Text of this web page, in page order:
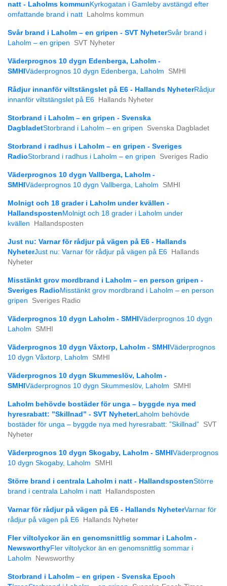
natt - Laholms kommun Kyrkogatan i Gamleby avstängd efter
omfattande brand i natt
Laholms kommun
Svår brand i Laholm – en gripen - SVT NyheterSvår brand i
Laholm – en gripen
SVT Nyheter
Väderprognos 10 dygn Edenberga, Laholm -
SMHI Väderprognos 10 dygn Edenberga, Laholm SMHI
Rådjur innanför viltstängslet på E6 - Hallands NyheterRådjur
innanför viltstängslet på E6
Hallands Nyheter
Storbrand i Laholm – en gripen - Svenska
DagbladetStorbrand i Laholm – en gripen Svenska Dagbladet
Storbrand i radhus i Laholm – en gripen - Sveriges
RadioStorbrand i radhus i Laholm – en gripen Sveriges Radio
Väderprognos 10 dygn Vallberga, Laholm -
SMHI Väderprognos 10 dygn Vallberga, Laholm SMHI
Molnigt och 18 grader i Laholm under kvällen -
Hallandsposten Molnigt och 18 grader i Laholm under
kvällen
Hallandsposten
Just nu: Varnar för rådjur på vägen på E6 - Hallands
NyheterJust nu: Varnar för rådjur på vägen på E6
Hallands
Nyheter
Misstänkt grov mordbrand i Laholm – en person gripen -
Sveriges Radio Misstänkt grov mordbrand i Laholm – en person
gripen
Sveriges Radio
Väderprognos 10 dygn Laholm - SMHI Väderprognos 10 dygn
Laholm
SMHI
Väderprognos 10 dygn Våxtorp, Laholm - SMHI Väderprognos
10 dygn Våxtorp, Laholm
SMHI
Väderprognos 10 dygn Skummeslöv, Laholm -
SMHI Väderprognos 10 dygn Skummeslöv, Laholm SMHI
Laholm behövde bostäder för unga – byggde nya med
hyresrabatt: ”Skillnad” - SVT NyheterLaholm behövde
bostäder för unga – byggde nya med hyresrabatt: ”Skillnad” SVT
Nyheter
Väderprognos 10 dygn Skogaby, Laholm - SMHI Väderprognos
10 dygn Skogaby, Laholm
SMHI
Större brand i centrala Laholm i natt - HallandspostenStörre
brand i centrala Laholm i natt
Hallandsposten
Varnar för rådjur på vägen på E6 - Hallands NyheterVarnar för
rådjur på vägen på E6
Hallands Nyheter
Fler viltolyckor än en genomsnittlig sommar i Laholm -
NewsworthyFler viltolyckor än en genomsnittlig sommar i
Laholm
Newsworthy
Storbrand i Laholm – en gripen - Svenska Epoch